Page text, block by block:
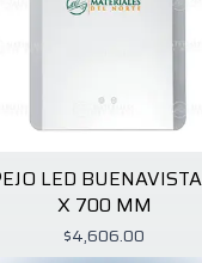
LED
X 700 MM
$4,606.00